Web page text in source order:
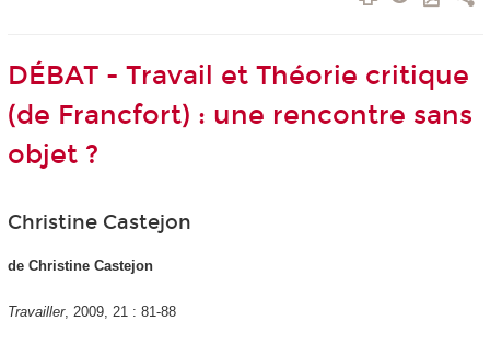
DÉBAT - Travail et Théorie critique
(de Francfort) : une rencontre sans
objet ?
Christine Castejon
de Christine Castejon
Travailler, 2009, 21 : 81-88